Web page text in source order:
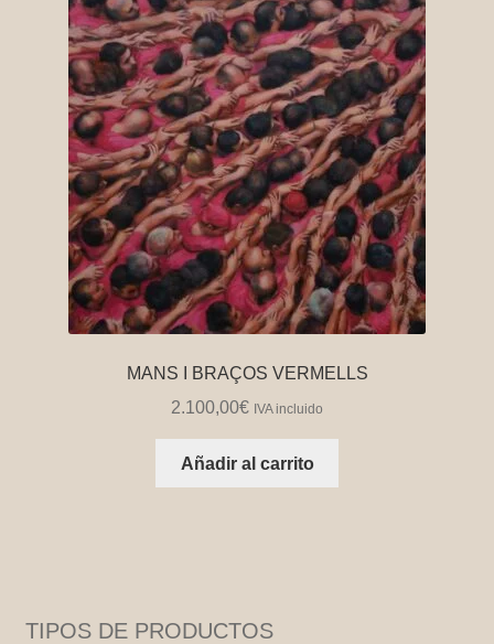
MANS I BRAÇOS VERMELLS
2.100,00€ IVA incluido
Añadir al carrito
TIPOS DE PRODUCTOS